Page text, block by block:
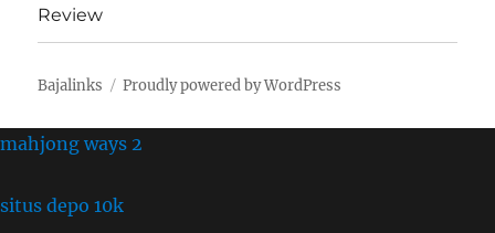
Review
Bajalinks Proudly powered by WordPress
mahjong ways 2
situs depo 10k